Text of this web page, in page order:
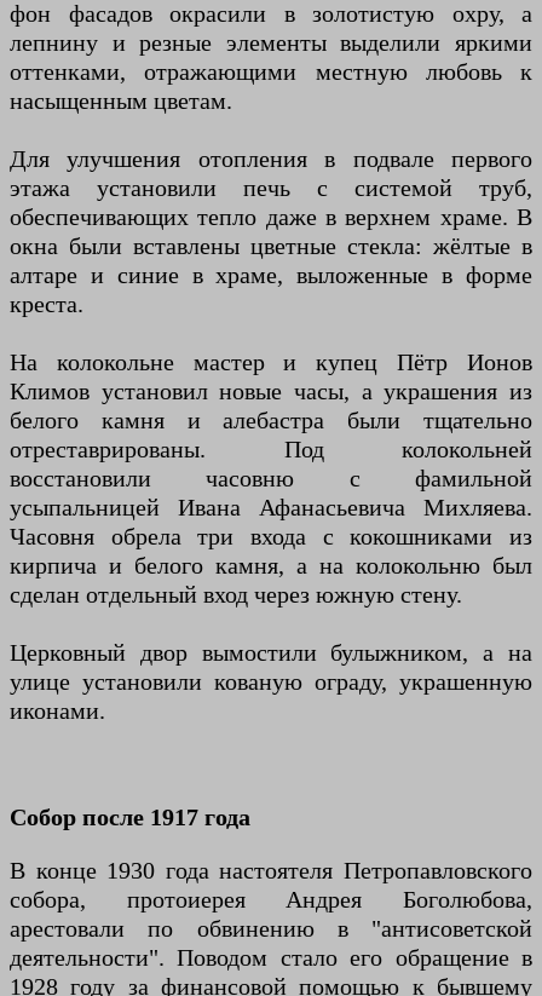
фон фасадов окрасили в золотистую охру, а
лепнину и резные элементы выделили яркими
оттенками, отражающими местную любовь к
насыщенным цветам.
Для улучшения отопления в подвале первого
этажа установили печь с системой труб,
обеспечивающих тепло даже в верхнем храме. В
окна были вставлены цветные стекла: жёлтые в
алтаре и синие в храме, выложенные в форме
креста.
На колокольне мастер и купец Пётр Ионов
Климов установил новые часы, а украшения из
белого камня и алебастра были тщательно
отреставрированы. Под колокольней
восстановили часовню с фамильной
усыпальницей Ивана Афанасьевича Михляева.
Часовня обрела три входа с кокошниками из
кирпича и белого камня, а на колокольню был
сделан отдельный вход через южную стену.
Церковный двор вымостили булыжником, а на
улице установили кованую ограду, украшенную
иконами.
Собор после 1917 года
В конце 1930 года настоятеля Петропавловского
собора, протоиерея Андрея Боголюбова,
арестовали по обвинению в "антисоветской
деятельности". Поводом стало его обращение в
1928 году за финансовой помощью к бывшему